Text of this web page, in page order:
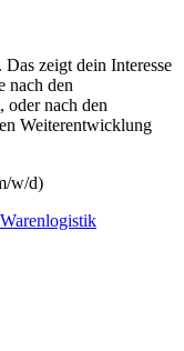
zeigt dein Interesse
nach den
oder nach den
Weiterentwicklung
w/d)